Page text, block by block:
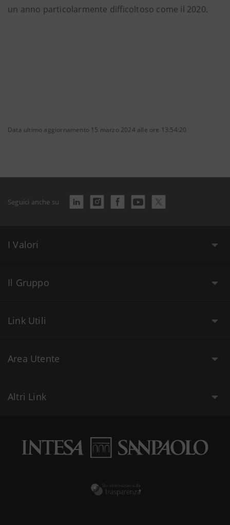
un anno particolarmente difficoltoso come il 2020.
Data ultimo aggiornamento 15 marzo 2024 alle ore 13:54:20
Seguici anche su
I Valori
Il Gruppo
Link Utili
Area Utente
Altri Link